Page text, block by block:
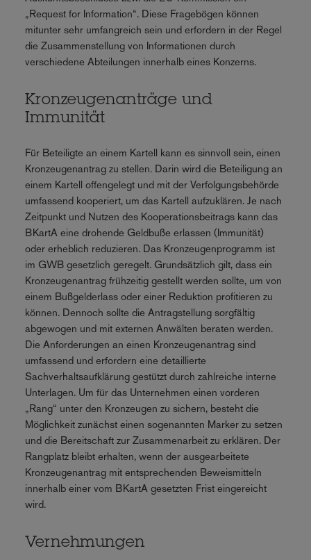
„Request for Information“. Diese Fragebögen können
mitunter sehr umfangreich sein und erfordern in der Regel
die Zusammenstellung von Informationen durch
verschiedene Abteilungen innerhalb eines Konzerns.
Kronzeugenanträge und
Immunität
Für Beteiligte an einem Kartell kann es sinnvoll sein, einen
Kronzeugenantrag zu stellen. Darin wird die Beteiligung an
einem Kartell offengelegt und mit der Verfolgungsbehörde
umfassend kooperiert, um das Kartell aufzuklären. Je nach
Zeitpunkt und Nutzen des Kooperationsbeitrags kann das
BKartA eine drohende Geldbuße erlassen (Immunität)
oder erheblich reduzieren. Das Kronzeugenprogramm ist
im GWB gesetzlich geregelt. Grundsätzlich gilt, dass ein
Kronzeugenantrag frühzeitig gestellt werden sollte, um von
einem Bußgelderlass oder einer Reduktion profitieren zu
können. Dennoch sollte die Antragstellung sorgfältig
abgewogen und mit externen Anwälten beraten werden.
Die Anforderungen an einen Kronzeugenantrag sind
umfassend und erfordern eine detaillierte
Sachverhaltsaufklärung gestützt durch zahlreiche interne
Unterlagen. Um für das Unternehmen einen vorderen
„Rang“ unter den Kronzeugen zu sichern, besteht die
Möglichkeit zunächst einen sogenannten Marker zu setzen
und die Bereitschaft zur Zusammenarbeit zu erklären. Der
Rangplatz bleibt erhalten, wenn der ausgearbeitete
Kronzeugenantrag mit entsprechenden Beweismitteln
innerhalb einer vom BKartA gesetzten Frist eingereicht
wird.
Vernehmungen